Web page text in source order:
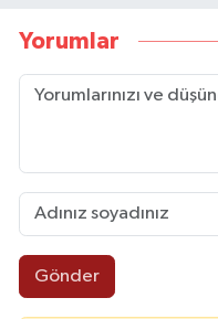
Yorumlar
Gönder